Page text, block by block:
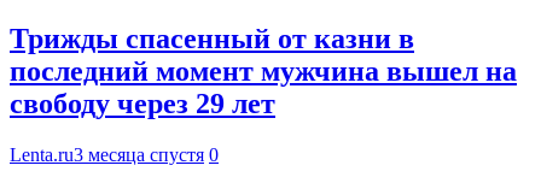
Трижды спасенный от казни в
последний момент мужчина вышел на
свободу через 29 лет
Lenta.ru3 месяца спустя 0